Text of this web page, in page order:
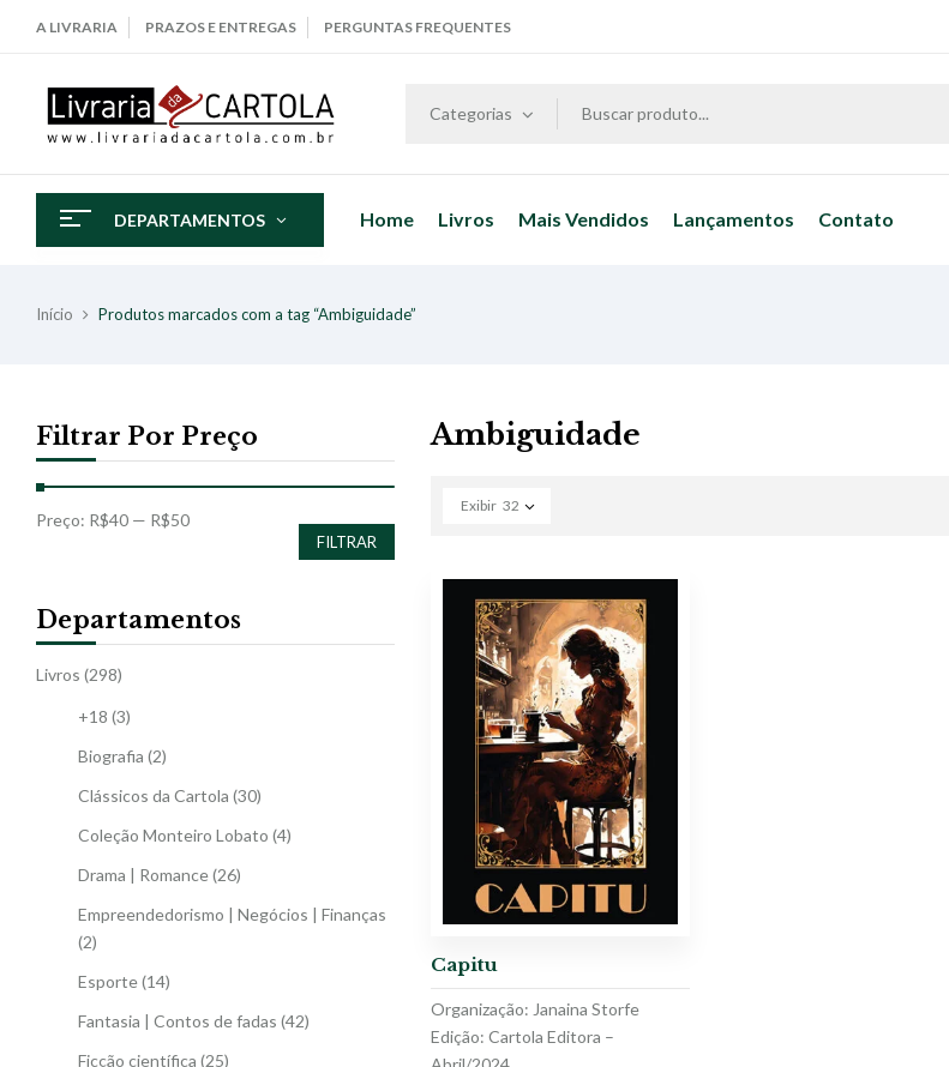
A LIVRARIA PRAZOS E ENTREGAS PERGUNTAS FREQUENTES
Categorias
DEPARTAMENTOS Home Livros Mais Vendidos Lançamentos Contato
Início Produtos marcados com a tag “Ambiguidade”
Filtrar Por Preço
FILTRAR
Preço: R$40 — R$50
Departamentos
Livros (298)
+18 (3)
Biografia (2)
Clássicos da Cartola (30)
Coleção Monteiro Lobato (4)
Drama | Romance(26)
Empreendedorismo | Negócios | Finanças
(2)
Esporte(14)
Fantasia | Contos de fadas (42)
Ficção científica (25)
Ambiguidade
Exibir 32
Capitu
Organização: Janaina Storfe
Edição: Cartola Editora –